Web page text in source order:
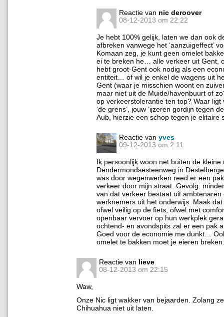
Reactie van nic deroover
08-12-2013 om 22:22
Je hebt 100% gelijk, laten we dan ook
afbreken vanwege het ‘aanzuigeffect’
Komaan zeg, je kunt geen omelet
ei te breken he… alle verkeer uit Gent,
hebt groot-Gent ook nodig als een
entiteit… of wil je enkel de wagens uit
Gent (waar je misschien woont en
maar niet uit de Muide/havenbuurt of
op verkeerstolerantie ten top? Waar ligt
‘de grens’, jouw ‘ijzeren gordijn tegen
Aub, hierzie een schop tegen je elitaire
Reactie van yves
09-12-2013 om 2:11
Ik persoonlijk woon net buiten de kleine
Dendermondsesteenweg in
was door wegenwerken reed er een
verkeer door mijn straat. Gevolg:
van dat verkeer bestaat uit ambtenaren
werknemers uit het onderwijs. Maak
ofwel veilig op de fiets, ofwel met
openbaar vervoer op hun werkplek
ochtend- en avondspits zal er een pak
Goed voor de economie me dunkt…
omelet te bakken moet je eieren breken.
Reactie van lieve
08-12-2013 om 22:15
Waw,
Onze Nic ligt wakker van bejaarden. Zolang
Chihuahua niet uit laten.